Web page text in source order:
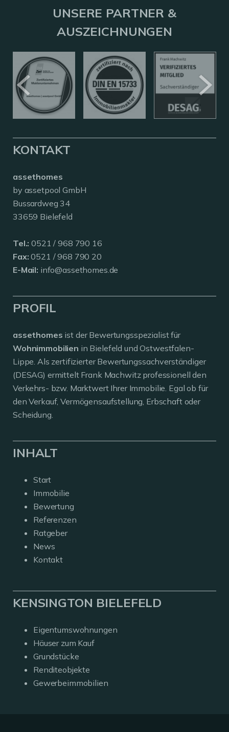
UNSERE PARTNER &
AUSZEICHNUNGEN
KONTAKT
assethomes
by assetpool GmbH
Bussardweg 34
33659 Bielefeld
Tel.: 0521 / 968 790 16
Fax: 0521 / 968 790 20
E-Mail: info@assethomes.de
PROFIL
assethomes ist der Bewertungsspezialist für
Wohnimmobilien in Bielefeld und Ostwestfalen-
Lippe. Als zertifizierter Bewertungssachverständiger
(DESAG) ermittelt Frank Machwitz professionell den
Verkehrs- bzw. Marktwert Ihrer Immobilie. Egal ob für
den Verkauf, Vermögensaufstellung, Erbschaft oder
Scheidung.
INHALT
Start
Immobilie
Bewertung
Referenzen
Ratgeber
News
Kontakt
KENSINGTON BIELEFELD
Eigentumswohnungen
Häuser zum Kauf
Grundstücke
Renditeobjekte
Gewerbeimmobilien